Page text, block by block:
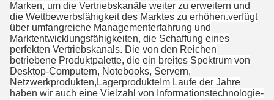
Marken, um die Vertriebskanäle weiter zu erweitern und
die Wettbewerbsfähigkeit des Marktes zu erhöhen.verfügt
über umfangreiche Managementerfahrung und
Marktentwicklungsfähigkeiten, die Schaffung eines
perfekten Vertriebskanals. Die von den Reichen
betriebene Produktpalette, die ein breites Spektrum von
Desktop-Computern, Notebooks, Servern,
Netzwerkprodukten,LagerprodukteIm Laufe der Jahre
haben wir auch eine Vielzahl von Informationstechnologie-